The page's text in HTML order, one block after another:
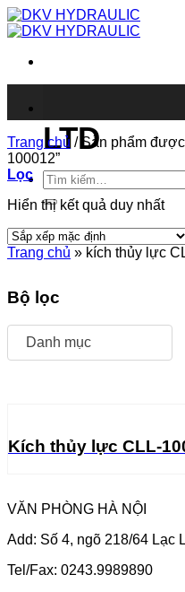
Chuyển
đến
dung
LTD
Tìm
kiếm:
Trang chủ /Sản phẩm được
100012”
Lọc
Hiển thị kết quả duy nhất
Trang chủ » kích thủy lực
Bộ lọc
Danh mục
Kích thủy lực CLL-
VĂN PHÒNG HÀ NỘI
Add: Số 4, ngõ 218/64 Lạc
Tel/Fax: 0243.9989890